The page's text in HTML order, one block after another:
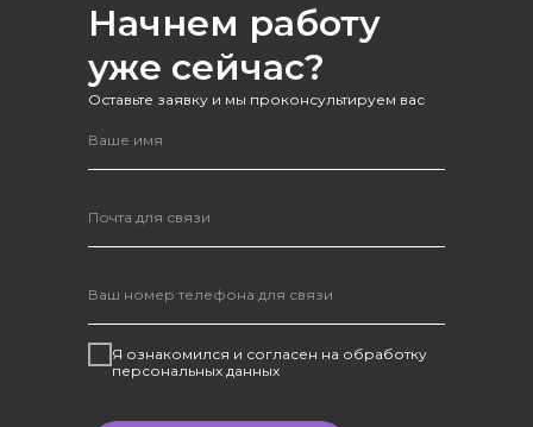
Начнем работу
уже сейчас?
Оставьте заявку и мы проконсультируем вас
Я ознакомился и согласен на обработку
персональных данных
Оставить заявку